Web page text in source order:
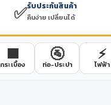
✅รับประกันสินค้า
คืนง่าย เปลี่ยนได้
🟫
กระเบื้อง
🚰
ท่อ-ประปา
⚡
ไฟฟ้า